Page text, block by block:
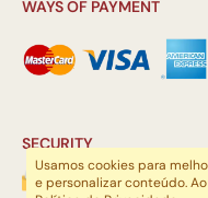
WAYS OF PAYMENT
SECURITY
Usamos cookies para
e personalizar conteúdo.